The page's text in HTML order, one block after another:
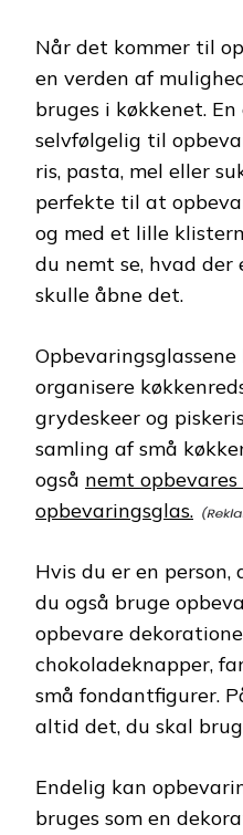
Når det kommer til
en verden af
bruges i køkkenet.
selvfølgelig til
ris, pasta, mel eller
perfekte til at
og med et lille
du nemt se, hvad
skulle åbne det.
organisere
grydeskeer og
samling af små
også nemt
opbevaringsglas.
Hvis du er en person,
du også bruge
opbevare
chokoladeknapper,
små fondantfigurer.
altid det, du skal
Endelig kan
bruges som en